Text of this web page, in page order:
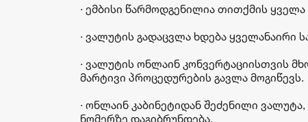
· ემბისი წარმოდგენილია თითქმის
· ვალუტის გადაცვლა ხდება ყველანაირი
· ვალუტის ონლაინ კონვერტაციისთვის
მარტივი პროცედურების გავლა მოგიწევს.
· ონლაინ კაბინეტიდან შეძენილი
ნომერზე დაგიბრუნდება.